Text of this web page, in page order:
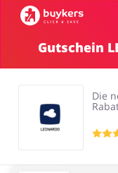
Kategorien
Top100
Gutschein
Die